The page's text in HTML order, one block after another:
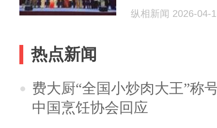
纵相新闻 2026-04-
热点新闻
费大厨“全国小炒肉大王”称
中国烹饪协会回应